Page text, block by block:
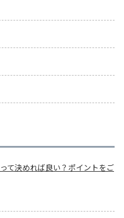
て決めれば良い？ポイントをご